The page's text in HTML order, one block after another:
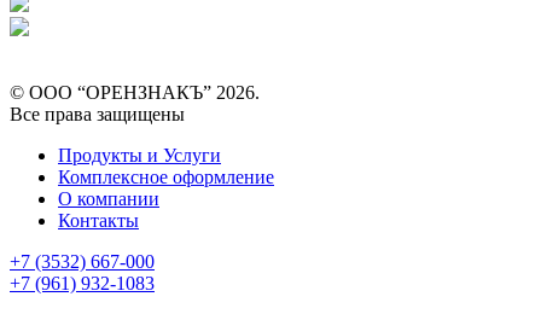
© ООО “ОРЕНЗНАКЪ” 2026.
Все права защищены
Продукты и Услуги
Комплексное оформление
О компании
Контакты
+7 (3532) 667-000
+7 (961) 932-1083